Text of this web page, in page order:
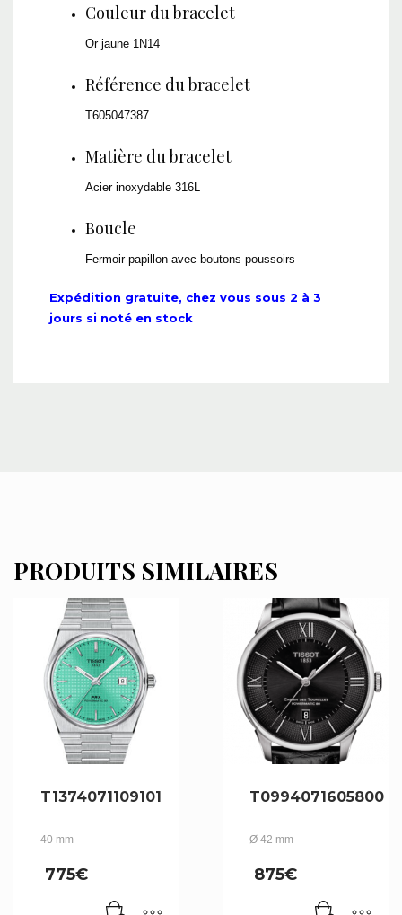
Couleur du bracelet
Or jaune 1N14
Référence du bracelet
T605047387
Matière du bracelet
Acier inoxydable 316L
Boucle
Fermoir papillon avec boutons poussoirs
Expédition gratuite, chez vous sous 2 à 3
jours si noté en stock
PRODUITS SIMILAIRES
T1374071109101
40 mm
775€
T0994071605800
Ø 42 mm
875€